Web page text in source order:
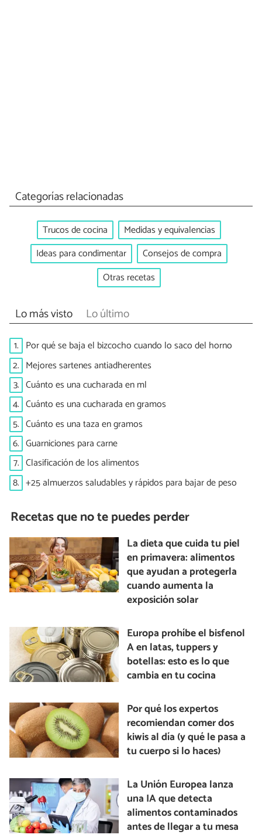
Categorías relacionadas
Trucos de cocina
Medidas y equivalencias
Ideas para condimentar
Consejos de compra
Otras recetas
Lo más visto Lo último
1. Por qué se baja el bizcocho cuando lo saco del horno
2. Mejores sartenes antiadherentes
3. Cuánto es una cucharada en ml
4. Cuánto es una cucharada en gramos
5. Cuánto es una taza en gramos
6. Guarniciones para carne
7. Clasificación de los alimentos
8. +25 almuerzos saludables y rápidos para bajar de peso
Recetas que no te puedes perder
La dieta que cuida tu piel
en primavera: alimentos
que ayudan a protegerla
cuando aumenta la
exposición solar
Europa prohíbe el bisfenol
A en latas, tuppers y
botellas: esto es lo que
cambia en tu cocina
Por qué los expertos
recomiendan comer dos
kiwis al día (y qué le pasa a
tu cuerpo si lo haces)
La Unión Europea lanza
una IA que detecta
alimentos contaminados
antes de llegar a tu mesa